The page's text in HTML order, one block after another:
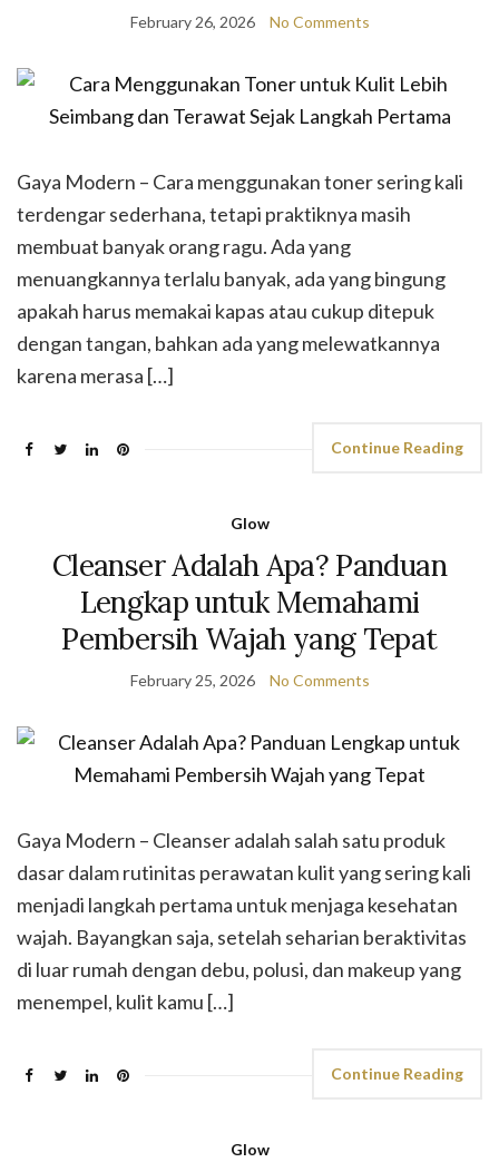
February 26, 2026 No Comments
Gaya Modern – Cara menggunakan toner sering kali
terdengar sederhana, tetapi praktiknya masih
membuat banyak orang ragu. Ada yang
menuangkannya terlalu banyak, ada yang bingung
apakah harus memakai kapas atau cukup ditepuk
dengan tangan, bahkan ada yang melewatkannya
karena merasa […]
Continue Reading
Glow
Cleanser Adalah Apa? Panduan
Lengkap untuk Memahami
Pembersih Wajah yang Tepat
February 25, 2026 No Comments
Gaya Modern – Cleanser adalah salah satu produk
dasar dalam rutinitas perawatan kulit yang sering kali
menjadi langkah pertama untuk menjaga kesehatan
wajah. Bayangkan saja, setelah seharian beraktivitas
di luar rumah dengan debu, polusi, dan makeup yang
menempel, kulit kamu […]
Continue Reading
Glow